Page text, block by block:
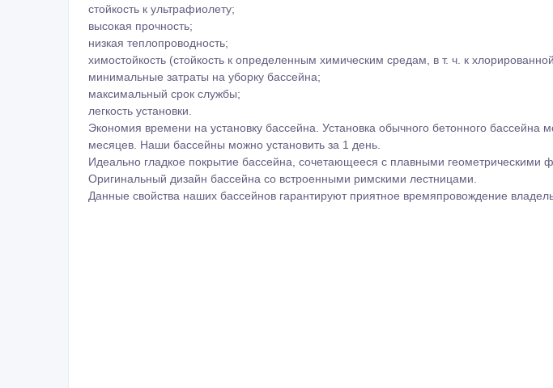
стойкость к ультрафиолету;
высокая прочность;
низкая теплопроводность;
химостойкость (стойкость к определенным химическим средам, в т. ч. к
минимальные затраты на уборку бассейна;
максимальный срок службы;
легкость установки.
Экономия времени на установку бассейна. Установка обычного бетонного бассейна
месяцев. Наши бассейны можно установить за 1 день.
Идеально гладкое покрытие бассейна, сочетающееся с плавными геометрическими
Оригинальный дизайн бассейна со встроенными римскими лестницами.
Данные свойства наших бассейнов гарантируют приятное времяпровождение